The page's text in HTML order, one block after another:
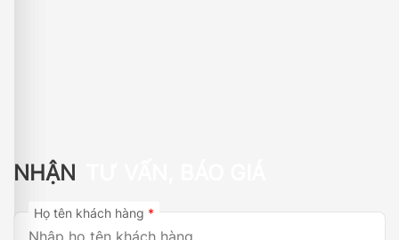
NHẬN
Họ tên khách hàng *